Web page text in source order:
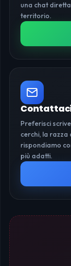
una chat
territorio.
Preferisci
cerchi, la razza
rispondiamo
più adatti.